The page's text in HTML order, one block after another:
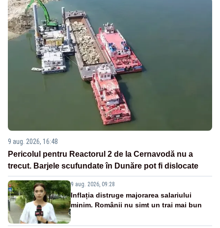
9 aug. 2026, 16:48
Pericolul pentru Reactorul 2 de la Cernavodă nu a
trecut. Barjele scufundate în Dunăre pot fi dislocate
9 aug. 2026, 09:28
Inflația distruge majorarea salariului
minim. Românii nu simt un trai mai bun